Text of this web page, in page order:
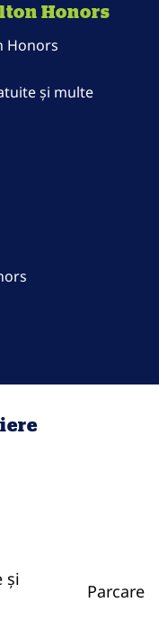
Honors
Honors
și multe
și
Parcare